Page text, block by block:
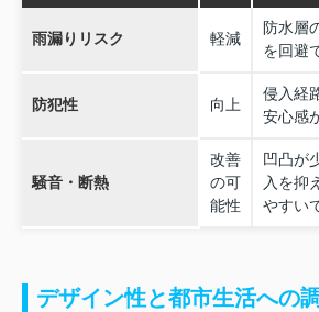
雨漏りリスク 軽減
防水層
を回避
防犯性 向上
侵入経
安心感
騒音・断熱
改善
の可
能性
凹凸が
入を抑
やすい
デザイン性と都市生活への